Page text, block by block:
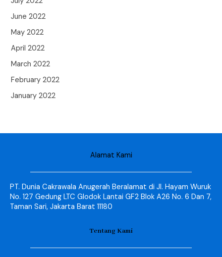
June 2022
May 2022
April 2022
March 2022
February 2022
January 2022
Alamat Kami
PT. Dunia Cakrawala Anugerah Beralamat di Jl. Hayam Wuruk
No. 127 Gedung LTC Glodok Lantai GF2 Blok A26 No. 6 Dan 7,
Taman Sari, Jakarta Barat 11180
Tentang Kami